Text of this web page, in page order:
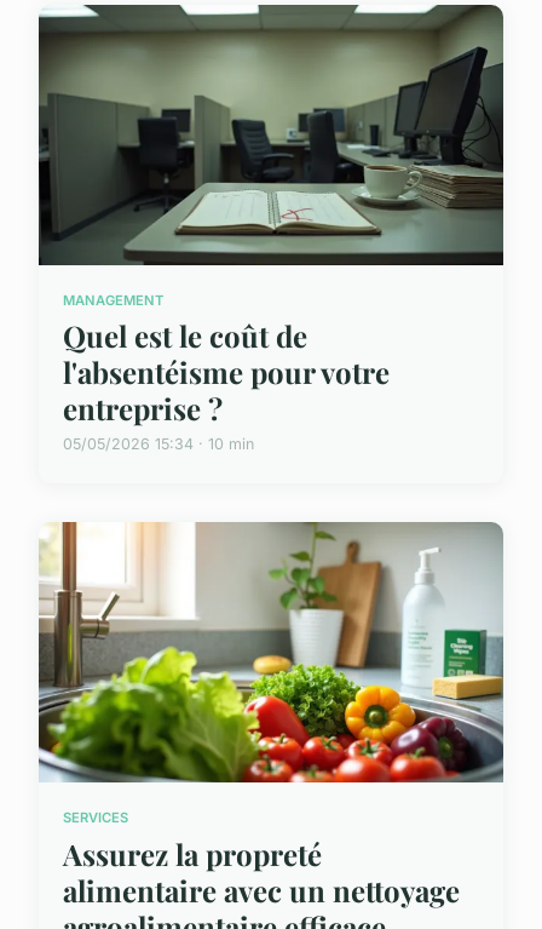
MANAGEMENT
Quel est le coût de
l'absentéisme pour votre
entreprise ?
05/05/2026 15:34 · 10 min
SERVICES
Assurez la propreté
alimentaire avec un nettoyage